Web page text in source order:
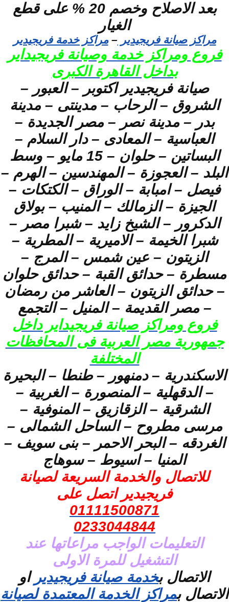
بعد الاصلاح وخصم 20 % على قطع
الغيار
مراكز صيانة فريجيدير –مراكز خدمة فريجيدير
فروع ومراكز خدمة وصيانة فريجيداير
بداخل القاهرة الكبرى
صيانة فريجيدير اكتوبر – العبور –
الشروق – الرحاب – مدينتى – مدينة
بدر – مدينة نصر – مصر الجديدة –
العباسية – المعادى – دار السلام –
البساتين – حلوان – 15 مايو – وسط
البلد – العجوزة – المهندسين – الهرم –
فيصل – امبابة – الوراق – الكتكات –
الجيزة – الزمالك – المنيب – بولاق
الدكرور – الشيخ زايد – شبرا مصر –
شبرا الخيمة – الاميرية – المطرية –
الزيتون – عين شمس – المرج –
مسطرة – حدائق القبة – حدائق حلوان
– حدائق الزيتون – العاشر من رمضان
– مصر القديمة – المنيل – التجمع
فروع ومراكز صيانة فريجيداير داخل
جمهورية مصر العربية فى المحافظات
المختلفة
الاسكندرية – دمنهور – طنطا – البحيرة
– الدقهلية – المنصورة – الغربية –
الشرقية – الزقازيق – المنوفية –
مرسى مطروح – الساحل الشمالى –
الغردقه – البحر الاحمر – بنى سويف –
المنيا – اسيوط – سوهاج
للاتصال والخدمة السريعة لصيانة
فريجيدير اتصل على
01111500871
0233044844
التعليمات الواجب مراعاتها عند
التشغيل للمرة الاولى
الاتصال بخدمة صيانة فريجيدير او
الاتصال بمراكز الخدمة المعتمدة لصيانة